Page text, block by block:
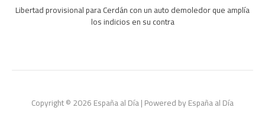
Libertad provisional para Cerdán con un auto demoledor que amplía
los indicios en su contra
Copyright © 2026 España al Día | Powered by España al Día